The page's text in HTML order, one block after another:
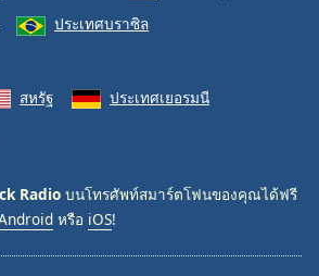
ประเทศบราซิล
สหรัฐ
ประเทศเยอรมนี
Radio บนโทรศัพท์สมาร์ตโฟนของคุณได้ฟรี
หรือ iOS!